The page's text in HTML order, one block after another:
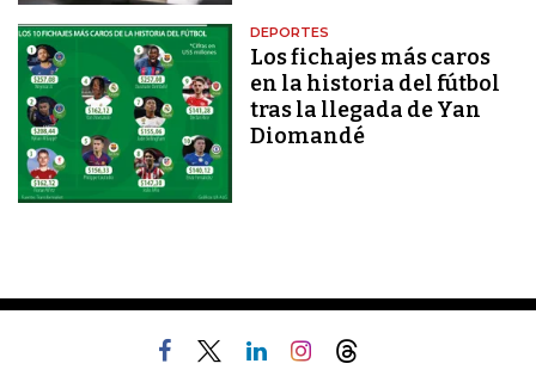
DEPORTES
Los fichajes más caros
en la historia del fútbol
tras la llegada de Yan
Diomandé